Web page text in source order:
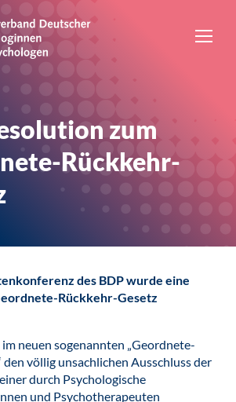
zum
Rückkehr-
des BDP wurde eine
Rückkehr-Gesetz
neuen sogenannten „Geordnete-
den völlig unsachlichen Ausschluss der
durch Psychologische
und Psychotherapeuten